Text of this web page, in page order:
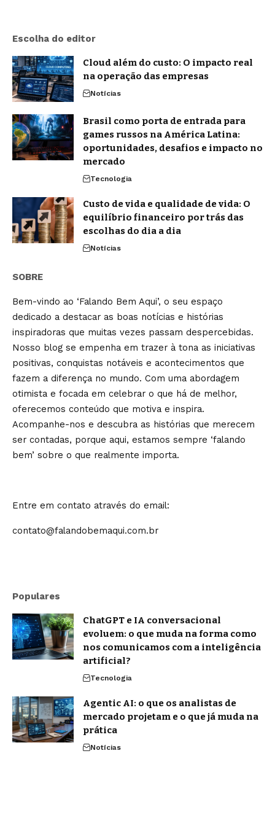
Escolha do editor
Cloud além do custo: O impacto real
na operação das empresas
Notícias
Brasil como porta de entrada para
games russos na América Latina:
oportunidades, desafios e impacto no
mercado
Tecnologia
Custo de vida e qualidade de vida: O
equilíbrio financeiro por trás das
escolhas do dia a dia
Notícias
SOBRE
Bem-vindo ao ‘Falando Bem Aqui’, o seu espaço
dedicado a destacar as boas notícias e histórias
inspiradoras que muitas vezes passam despercebidas.
Nosso blog se empenha em trazer à tona as iniciativas
positivas, conquistas notáveis e acontecimentos que
fazem a diferença no mundo. Com uma abordagem
otimista e focada em celebrar o que há de melhor,
oferecemos conteúdo que motiva e inspira.
Acompanhe-nos e descubra as histórias que merecem
ser contadas, porque aqui, estamos sempre ‘falando
bem’ sobre o que realmente importa.
Entre em contato através do email:
contato@falandobemaqui.com.br
Populares
ChatGPT e IA conversacional
evoluem: o que muda na forma como
nos comunicamos com a inteligência
artificial?
Tecnologia
Agentic AI: o que os analistas de
mercado projetam e o que já muda na
prática
Notícias